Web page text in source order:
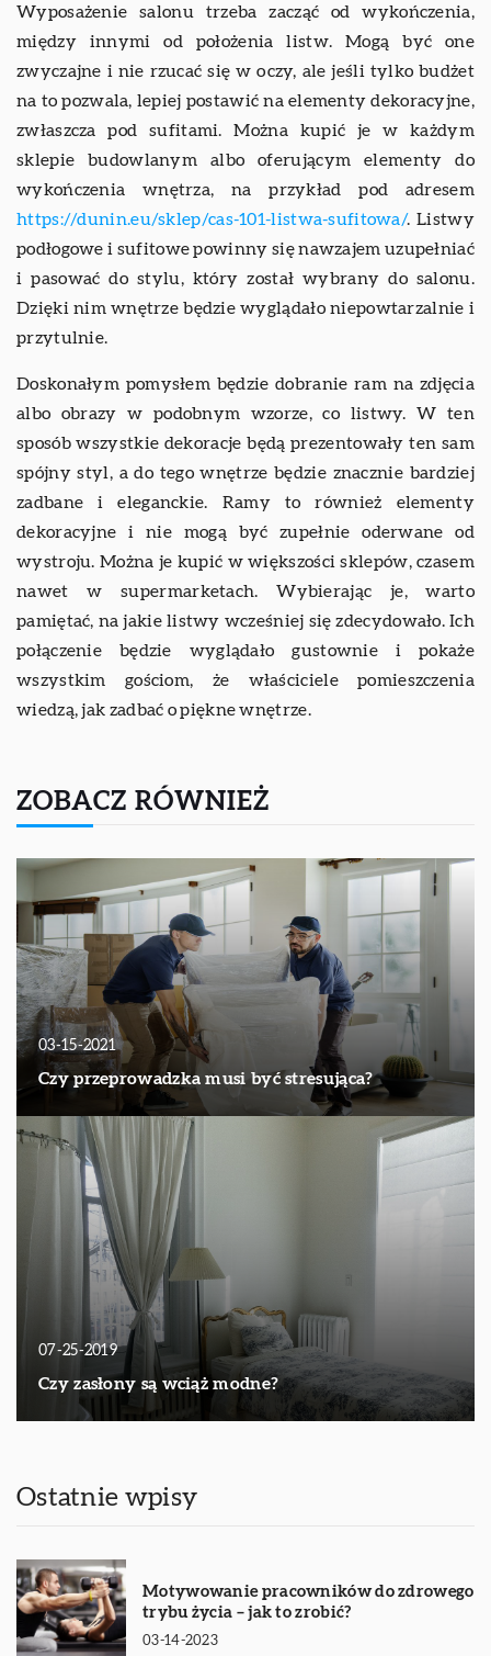
Wyposażenie salonu trzeba zacząć od wykończenia,
między innymi od położenia listw. Mogą być one
zwyczajne i nie rzucać się w oczy, ale jeśli tylko budżet
na to pozwala, lepiej postawić na elementy dekoracyjne,
zwłaszcza pod sufitami. Można kupić je w każdym
sklepie budowlanym albo oferującym elementy do
wykończenia wnętrza, na przykład pod adresem
https://dunin.eu/sklep/cas-101-listwa-sufitowa/. Listwy
podłogowe i sufitowe powinny się nawzajem uzupełniać
i pasować do stylu, który został wybrany do salonu.
Dzięki nim wnętrze będzie wyglądało niepowtarzalnie i
przytulnie.
Doskonałym pomysłem będzie dobranie ram na zdjęcia
albo obrazy w podobnym wzorze, co listwy. W ten
sposób wszystkie dekoracje będą prezentowały ten sam
spójny styl, a do tego wnętrze będzie znacznie bardziej
zadbane i eleganckie. Ramy to również elementy
dekoracyjne i nie mogą być zupełnie oderwane od
wystroju. Można je kupić w większości sklepów, czasem
nawet w supermarketach. Wybierając je, warto
pamiętać, na jakie listwy wcześniej się zdecydowało. Ich
połączenie będzie wyglądało gustownie i pokaże
wszystkim gościom, że właściciele pomieszczenia
wiedzą, jak zadbać o piękne wnętrze.
ZOBACZ RÓWNIEŻ
03-15-2021
Czy przeprowadzka musi być stresująca?
07-25-2019
Czy zasłony są wciąż modne?
Ostatnie wpisy
Motywowanie pracowników do zdrowego
trybu życia – jak to zrobić?
03-14-2023